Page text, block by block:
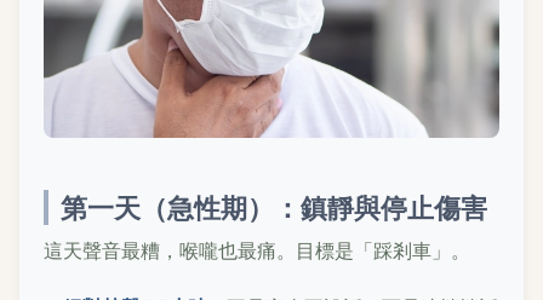
第一天（急性期）：鎮靜與停止傷害
這天聲音最糟，喉嚨也最痛。目標是「踩剎車」。